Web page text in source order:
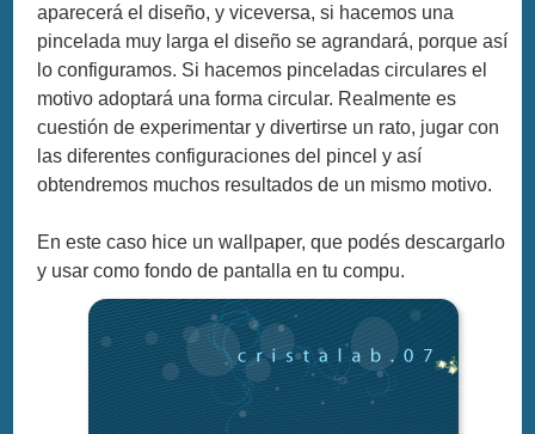
aparecerá el diseño, y viceversa, si hacemos una
pincelada muy larga el diseño se agrandará, porque así
lo configuramos. Si hacemos pinceladas circulares el
motivo adoptará una forma circular. Realmente es
cuestión de experimentar y divertirse un rato, jugar con
las diferentes configuraciones del pincel y así
obtendremos muchos resultados de un mismo motivo.
En este caso hice un wallpaper, que podés descargarlo
y usar como fondo de pantalla en tu compu.